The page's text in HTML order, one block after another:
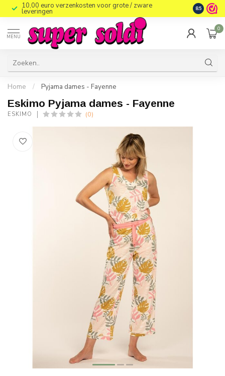
10,00 euro verzenkosten voor grote / zware
leveringen 8.5
MENU
0
Home / Pyjama dames - Fayenne
Eskimo Pyjama dames - Fayenne
ESKIMO (0)